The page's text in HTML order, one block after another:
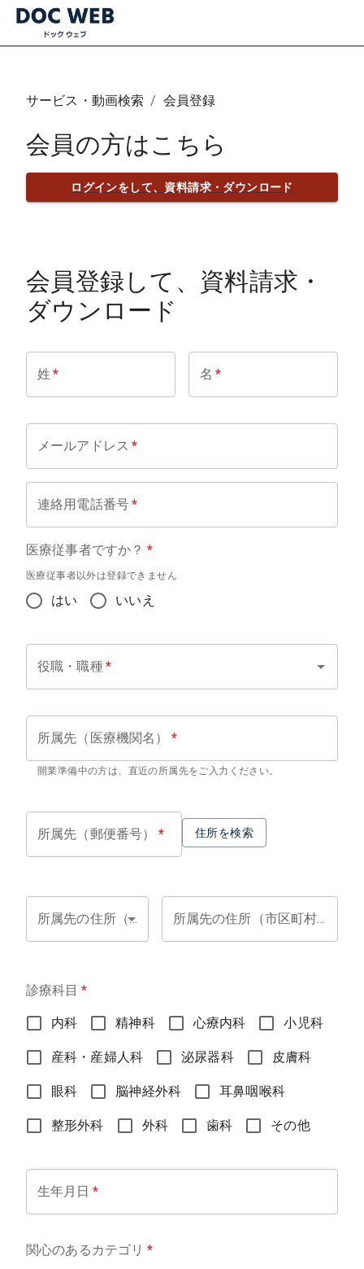
サービス・動画検索 / 会員登録
会員の方はこちら
ログインをして、資料請求・ダウンロード
会員登録して、資料請求・
ダウンロード
姓 * 名 *
メールアドレス *
連絡用電話番号*
医療従事者ですか？ *
医療従事者以外は登録できません
はい いいえ
役職・職種*
所属先（医療機関名） *
開業準備中の方は、直近の所属先をご入力ください。
所属先（郵便番号） * 住所を検索
所属先の住所（都道府県） * 所属先の住所（市区町村）
診療科目 *
内科 精神科 心療内科 小児科
産科・産婦人科 泌尿器科 皮膚科
眼科 脳神経外科 耳鼻咽喉科
整形外科 外科 歯科 その他
生年月日 *
関心のあるカテゴリ *